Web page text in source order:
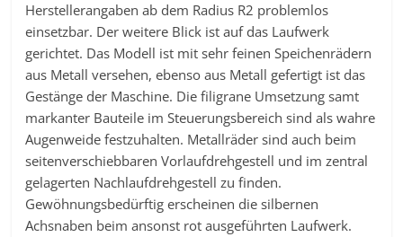
Herstellerangaben ab dem Radius R2 problemlos
einsetzbar. Der weitere Blick ist auf das Laufwerk
gerichtet. Das Modell ist mit sehr feinen Speichenrädern
aus Metall versehen, ebenso aus Metall gefertigt ist das
Gestänge der Maschine. Die filigrane Umsetzung samt
markanter Bauteile im Steuerungsbereich sind als wahre
Augenweide festzuhalten. Metallräder sind auch beim
seitenverschiebbaren Vorlaufdrehgestell und im zentral
gelagerten Nachlaufdrehgestell zu finden.
Gewöhnungsbedürftig erscheinen die silbernen
Achsnaben beim ansonst rot ausgeführten Laufwerk.